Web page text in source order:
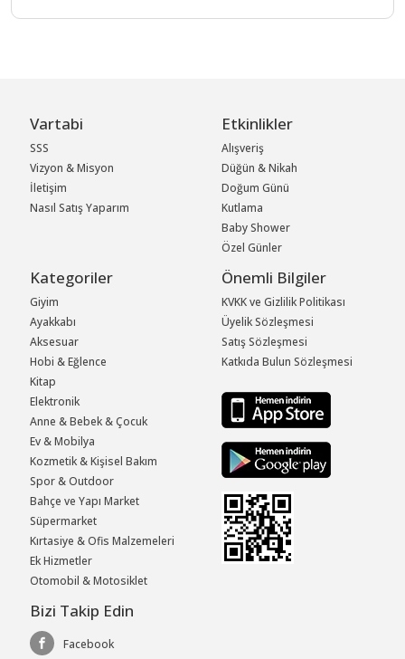
Vartabi
SSS
Vizyon & Misyon
İletişim
Nasıl Satış Yaparım
Etkinlikler
Alışveriş
Düğün & Nikah
Doğum Günü
Kutlama
Baby Shower
Özel Günler
Kategoriler
Giyim
Ayakkabı
Aksesuar
Hobi & Eğlence
Kitap
Elektronik
Anne & Bebek & Çocuk
Ev & Mobilya
Kozmetik & Kişisel Bakım
Spor & Outdoor
Bahçe ve Yapı Market
Süpermarket
Kırtasiye & Ofis Malzemeleri
Ek Hizmetler
Otomobil & Motosiklet
Önemli Bilgiler
KVKK ve Gizlilik Politikası
Üyelik Sözleşmesi
Satış Sözleşmesi
Katkıda Bulun Sözleşmesi
Bizi Takip Edin
Facebook